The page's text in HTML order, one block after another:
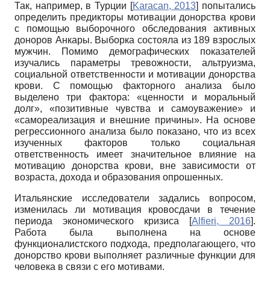
Так, например, в Турции [Karacan, 2013] попытались
определить предикторы мотивации донорства крови
с помощью выборочного обследования активных
доноров Анкары. Выборка состояла из 189 взрослых
мужчин. Помимо демографических показателей
изучались параметры тревожности, альтруизма,
социальной ответственности и мотивации донорства
крови. С помощью факторного анализа было
выделено три фактора: «ценности и моральный
долг», «позитивные чувства и самоуважение» и
«самореализация и внешние причины». На основе
регрессионного анализа было показано, что из всех
изученных факторов только социальная
ответственность имеет значительное влияние на
мотивацию донорства крови, вне зависимости от
возраста, дохода и образования опрошенных.
Итальянские исследователи задались вопросом,
изменилась ли мотивация кровосдачи в течение
периода экономического кризиса
[Alfieri, 2016].
Работа была выполнена на основе
функционалистского подхода, предполагающего, что
донорство крови выполняет различные функции для
человека в связи с его мотивами.